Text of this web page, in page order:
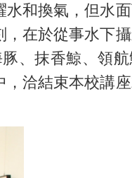
和換氣，但水
在於從事水下
、抹香鯨、領
洽結束本校講